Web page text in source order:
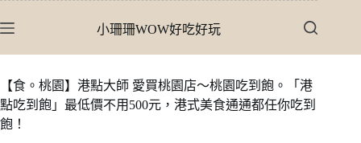
至
內
容
小珊珊WOW好吃好玩
【食。桃園】港點大師 愛買桃園店〜桃園吃到飽。「港
點吃到飽」最低價不用500元，港式美食通通都任你吃到
飽！